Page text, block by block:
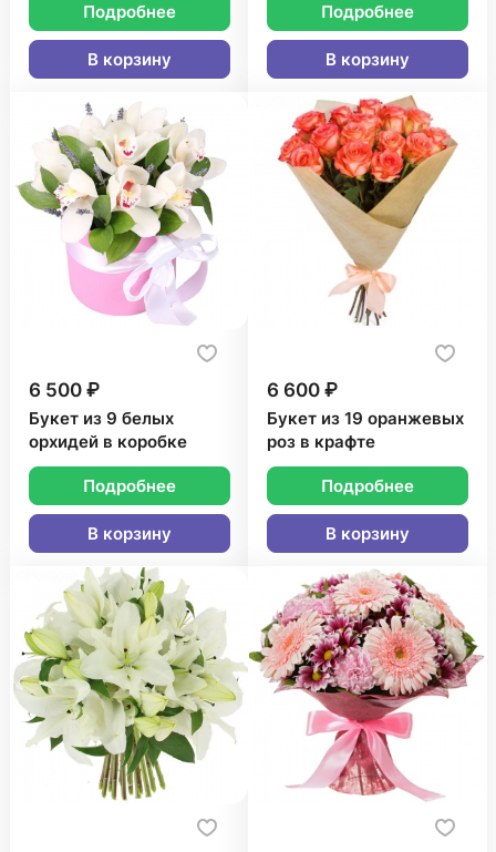
Подробнее
В корзину
Подробнее
В корзину
6 500 ₽
Букет из 9 белых
орхидей в коробке
Подробнее
В корзину
6 600 ₽
Букет из 19 оранжевых
роз в крафте
Подробнее
В корзину